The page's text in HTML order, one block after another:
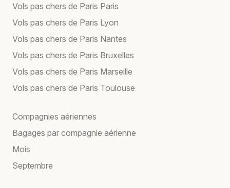
Vols pas chers de Paris Paris
Vols pas chers de Paris Lyon
Vols pas chers de Paris Nantes
Vols pas chers de Paris Bruxelles
Vols pas chers de Paris Marseille
Vols pas chers de Paris Toulouse
Compagnies aériennes
Bagages par compagnie aérienne
Mois
Septembre